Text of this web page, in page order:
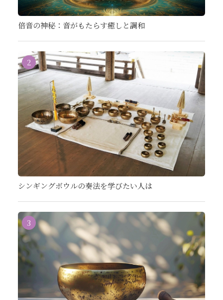
倍音の神秘：音がもたらす癒しと調和
2
シンギングボウルの奏法を学びたい人は
3